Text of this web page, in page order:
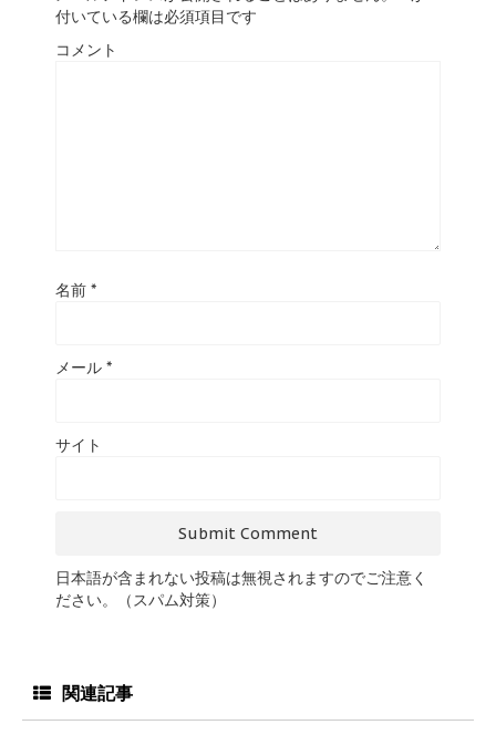
付いている欄は必須項目です
コメント
名前 *
メール *
サイト
日本語が含まれない投稿は無視されますのでご注意く
ださい。（スパム対策）
関連記事